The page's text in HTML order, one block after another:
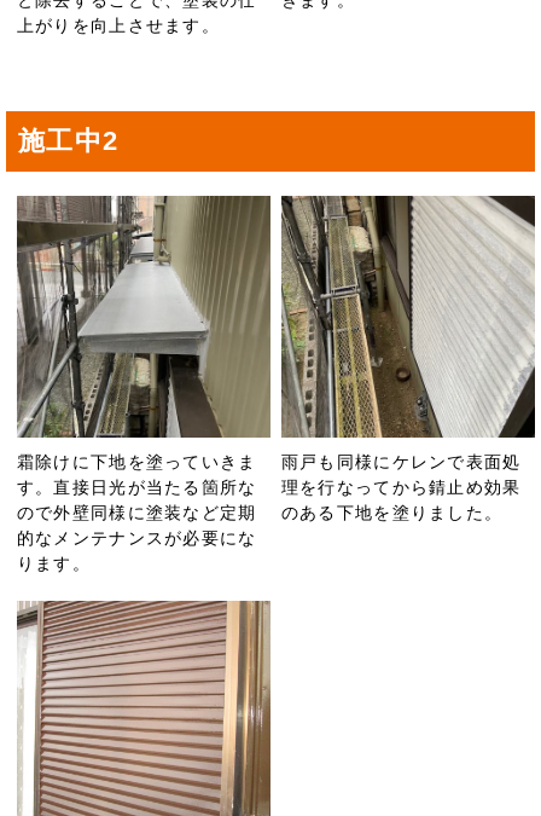
上がりを向上させます。
施工中2
霜除けに下地を塗っていきま
す。直接日光が当たる箇所な
ので外壁同様に塗装など定期
的なメンテナンスが必要にな
ります。
雨戸も同様にケレンで表面処
理を行なってから錆止め効果
のある下地を塗りました。